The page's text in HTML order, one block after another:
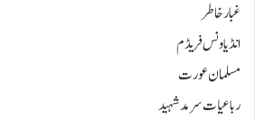
غبارخاطر
انڈیاونس فریڈم
مسلمان عورت
رباعیات سرمد شہید